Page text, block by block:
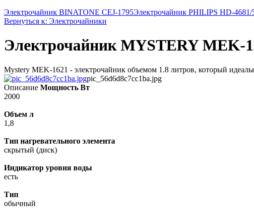
Электрочайник BINATONE CEJ-1795Электрочайник PHILIPS HD-4681/
Вернуться к: Электрочайники
Электрочайник MYSTERY MEK-
Mystery MEK-1621 - электрочайник объемом 1.8 литров, который
pic_56d6d8c7cc1ba.jpg
Описание Мощность Вт
2000
Объем л
1,8
Тип нагревательного элемента
скрытый (диск)
Индикатор уровня воды
есть
Тип
обычный